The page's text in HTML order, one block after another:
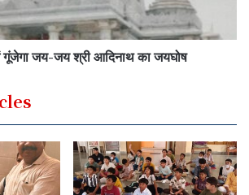
जय-जय श्री आदिनाथ का जयघोष